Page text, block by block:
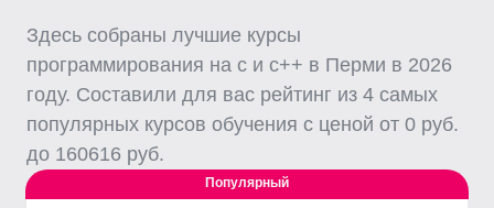
Здесь собраны лучшие курсы
программирования на с и c++ в Перми в 2026
году. Составили для вас рейтинг из 4 самых
популярных курсов обучения с ценой от 0 руб.
до 160616 руб.
Популярный